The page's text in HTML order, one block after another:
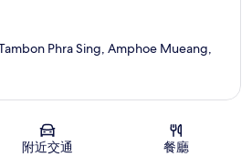
Phra Sing, Amphoe Mueang,
附近交通 餐廳